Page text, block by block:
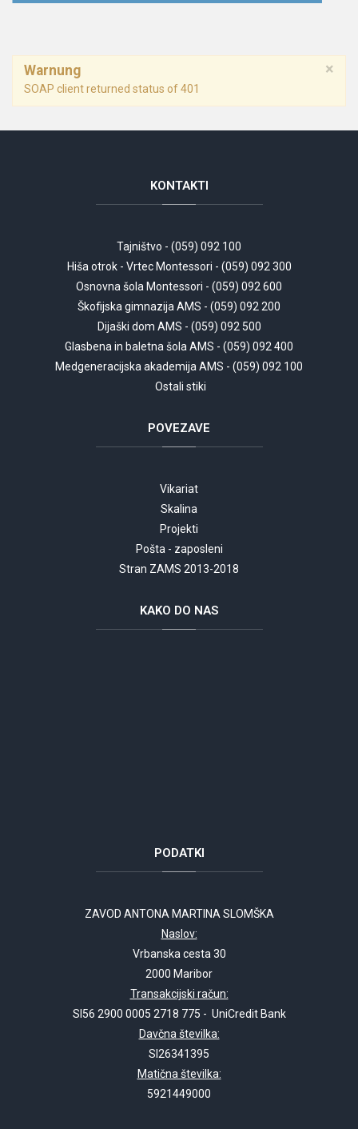
×
Warnung
SOAP client returned status of 401
KONTAKTI
Tajništvo - (059) 092 100
Hiša otrok - Vrtec Montessori - (059) 092 300
Osnovna šola Montessori - (059) 092 600
Škofijska gimnazija AMS - (059) 092 200
Dijaški dom AMS - (059) 092 500
Glasbena in baletna šola AMS - (059) 092 400
Medgeneracijska akademija AMS - (059) 092 100
Ostali stiki
POVEZAVE
Vikariat
Skalina
Projekti
Pošta - zaposleni
Stran ZAMS 2013-2018
KAKO DO NAS
PODATKI
ZAVOD ANTONA MARTINA SLOMŠKA
Naslov:
Vrbanska cesta 30
2000 Maribor
Transakcijski račun:
SI56 2900 0005 2718 775 - UniCredit Bank
Davčna številka:
SI26341395
Matična številka:
5921449000